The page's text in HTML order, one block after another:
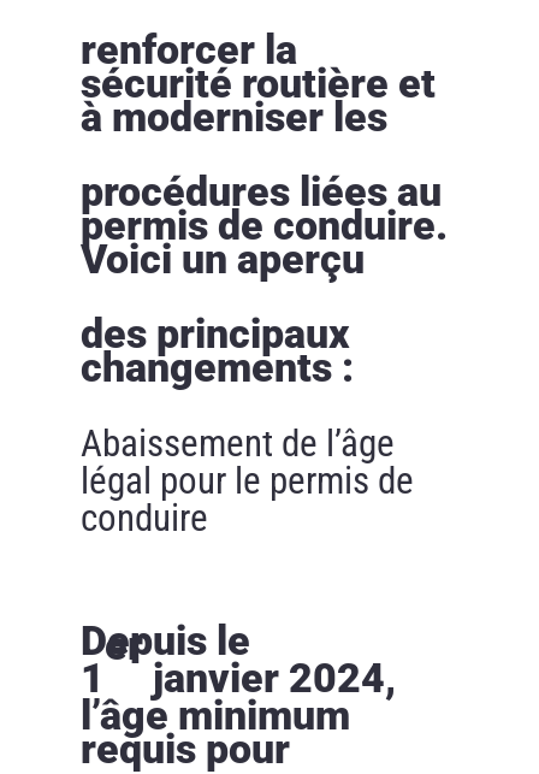
renforcer la
sécurité routière et
à moderniser les
procédures liées au
permis de conduire.
Voici un aperçu
des principaux
changements :
Abaissement de l’âge
légal pour le permis de
conduire
Depuis le
1
er
janvier 2024,
l’âge minimum
requis pour